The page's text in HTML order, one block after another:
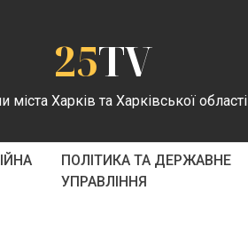
25TV
міста Харків та Харківської області
ПОЛІТИКА ТА ДЕРЖАВНЕ
УПРАВЛІННЯ